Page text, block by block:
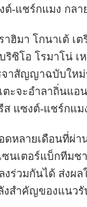
ต์-แชร์กแมง กลา
าฮิมา โกนาเต้ เ
ริซิโอ โรมาโน่ เ
จาสัญญาฉบับใหม่
ตะจะอำลาถิ่นแ
ส แซงต์-แชร์กแม
ดหลายเดือนที่ผ่า
ซนเตอร์แบ็กทีมช
งร่วมกันได้ ส่งผล
งสำคัญของแนว